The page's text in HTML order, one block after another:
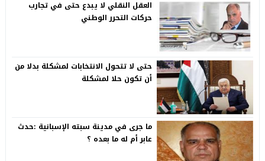
العقل النقلي لا يبدع حتى في تجارب
حركات التحرر الوطني
حتى لا تتحول الانتخابات لمشكلة بدلا من
أن تكون حلا لمشكلة
ما جرى في مدينة سبته الإسبانية :حدث
عابر أم له ما بعده ؟